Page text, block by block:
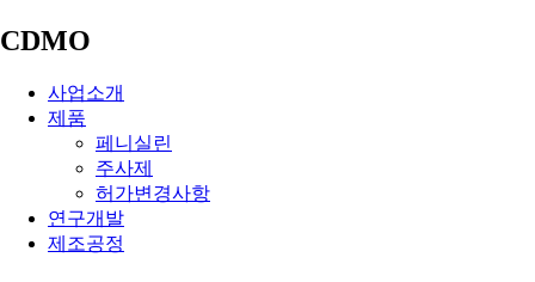
CDMO
사업소개
제품
페니실린
주사제
허가변경사항
연구개발
제조공정